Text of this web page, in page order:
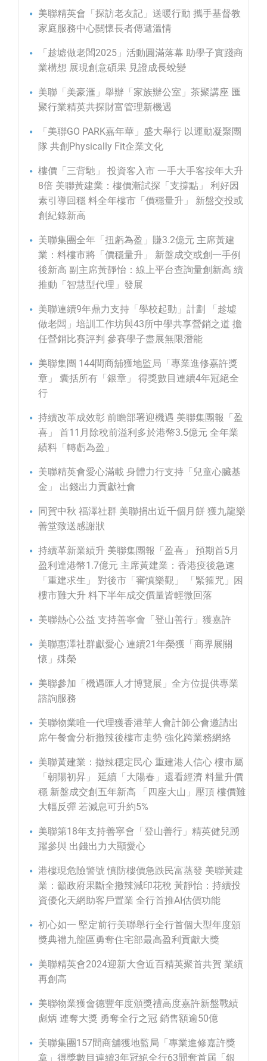
美聯精英會「探訪老友記」送暖行動 攜手基督教
家庭服務中心關懷長者傳遞溫情
「趁墟做老闆2025」活動圓滿落幕 助學子實踐商
業構想 展現創意碩果 見證成長蛻變
美聯「美豪滙」舉辦「家族辦公室」茶聚講座 匯
聚行業精英共探財富管理新機遇
「美聯GO PARK嘉年華」盛大舉行 以運動凝聚團
隊 共創Physically Fit企業文化
樓價「三背馳」 投資客入市 一手大手客按年大升
8倍 美聯黃建業：樓價漸試探「支撐點」 利好因
素引導回穩 料全年樓市「價穩量升」 新盤交投或
創紀錄新高
美聯集團全年「扭虧為盈」賺3.2億元 主席黃建
業：料樓市將「價穩量升」 新盤成交或創一手例
後新高 副主席黃靜怡：線上平台查詢量創新高 續
推動「智慧型代理」發展
美聯連續9年鼎力支持「學校起動」計劃 「趁墟
做老闆」培訓工作坊與43所中學共享營銷之道 擔
任營銷比賽評判 參賽學子盡展無限潛能
美聯集團 144間商舖獲地監局「專業進修嘉許獎
章」 囊括所有「銀章」 得獎數目連續4年冠絕全
行
持續改革成效彰 前瞻部署迎機遇 美聯集團報「盈
喜」 首11月除稅前溢利多於港幣3.5億元 全年業
績料「轉虧為盈」
美聯精英會愛心滿載 身體力行支持「兒童心臟基
金」 出錢出力貢獻社會
同賀中秋 福澤社群 美聯捐出近千個月餅 獲九龍樂
善堂致送感謝狀
持續革新業績升 美聯集團報「盈喜」 預期首5月
盈利達港幣1.7億元 主席黃建業：香港疫後急速
「重建求生」 對後市「審慎樂觀」 「緊箍咒」困
樓市難大升 料下半年成交價量皆輕微回落
美聯熱心公益 支持善寧會「登山善行」獲嘉許
美聯惠澤社群獻愛心 連續21年榮獲「商界展關
懷」殊榮
美聯參加「機遇匯人才博覽展」全方位提供專業
諮詢服務
美聯物業唯一代理獲香港華人會計師公會邀請出
席午餐會分析撤辣後樓市走勢 強化跨業務網絡
美聯黃建業：撤辣穩定民心 重建港人信心 樓市屬
「朝陽初昇」 延續「大陽春」還看經濟 料量升價
穩 新盤成交創五年新高 「四座大山」壓頂 樓價難
大幅反彈 若減息可升約5%
美聯第18年支持善寧會「登山善行」精英健兒踴
躍參與 出錢出力大顯愛心
港樓現危險警號 慎防樓價急跌民富蒸發 美聯黃建
業：籲政府果斷全撤辣減印花稅 黃靜怡：持續投
資優化天網助客戶置業 全行首推AI估價功能
初心如一 堅定前行美聯舉行全行首個大型年度頒
獎典禮九龍區勇奪住宅部最高盈利貢獻大獎
美聯精英會2024迎新大會近百精英聚首共賀 業績
再創高
美聯物業獲會德豐年度頒獎禮高度嘉許新盤戰績
彪炳 連奪大獎 勇奪全行之冠 銷售額逾50億
美聯集團157間商舖獲地監局「專業進修嘉許獎
章」得獎數目連續3年冠絕全行63間奪首屆「銀